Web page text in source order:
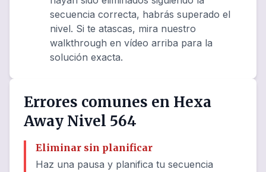
secuencia correcta, habrás superado el
nivel. Si te atascas, mira nuestro
walkthrough en vídeo arriba para la
solución exacta.
Errores comunes en Hexa
Away Nivel 564
Eliminar sin planificar
Haz una pausa y planifica tu secuencia